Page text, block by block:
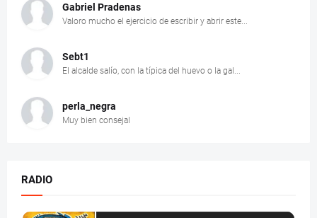
Gabriel Pradenas
Valoro mucho el ejercicio de escribir y abrir este...
Sebt1
El alcalde salío, con la típica del huevo o la gal...
perla_negra
Muy bien consejal
RADIO